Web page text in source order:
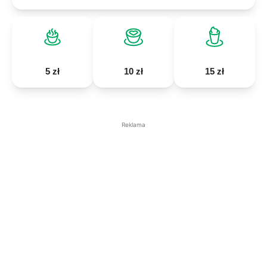
5 zł 10 zł 15 zł
Reklama